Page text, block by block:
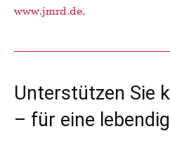
www.jmrd.de.
Unterstützen Sie
– für eine